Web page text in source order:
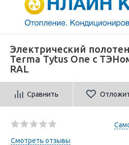
Электрический
Terma Tytus One с
RAL
Сравнить
Смотреть отзывы